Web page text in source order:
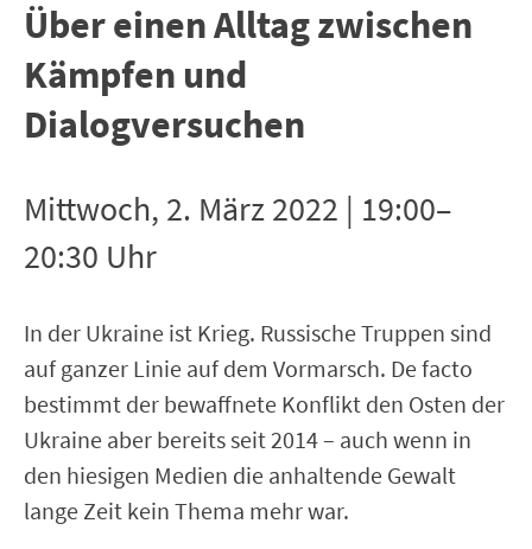
Über einen Alltag zwischen
Kämpfen und
Dialogversuchen
Mittwoch, 2. März 2022 | 19:00–
20:30 Uhr
In der Ukraine ist Krieg. Russische Truppen sind
auf ganzer Linie auf dem Vormarsch. De facto
bestimmt der bewaffnete Konflikt den Osten der
Ukraine aber bereits seit 2014 – auch wenn in
den hiesigen Medien die anhaltende Gewalt
lange Zeit kein Thema mehr war.